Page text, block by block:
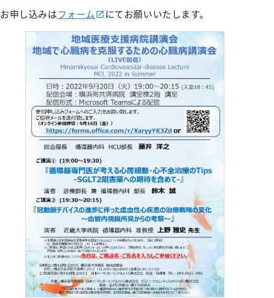
アクセス フロアマップ 初診WEB予約
お問い合わせ
総合案内
045-782-2101
サイトマップ
個人情報保護方針・診療記録など開示
セカンドオピニオン外来
お薬のご案内
相談窓口
個室のご案内
面会・お見舞いについて
お見舞いメール
医療設備紹介
がん診療について
医師検索
外来医師担当表
人間ドック
病院からのお願い
交通・アクセス
フロアマップ
ご意見箱（みなさまの声）
血液内科
脳神経内科
腎臓高血圧内科
内分泌代謝内科
膠原病リウマチ内科
精神科
小児科
緩和支持療法科
透析センター
心臓血管外科
外科・消化器外科
乳腺外科
臨床検査科
薬剤科
病理診断科
化学療法室
ME科
栄養科
臨床研究センター
看護部
健康管理センター
地域医療連携
相談窓口
チーム医療活動
緩和ケアチーム
栄養サポートチーム
感染制御チーム
褥瘡対策チーム
口腔ケア・摂食嚥下サポートチーム
退院支援チーム
認知症ケアチーム
心臓リハビリテーションチーム
排尿ケアチーム
外来医師担当表
理念・基本方針
病院指針
病院概要
施設紹介
医療設備紹介
病院指標
病院医療機能評価機構認定病院
院内ボランティア活動について
みなみ健康セミナー
市民公開講座
広報誌『ともに』
地域医療連携
医師検索
緩和ケア病棟について（医療関係者向け）
臨床研修のご案内
初期研修医向けの病院見学
各種データ
病院見学・お問い合わせフォーム
後期臨床研修プログラムのご案内
初期臨床研修プログラムのご案内
地域医療支援病院の講演会・研修会
連携登録医専用ページ（ログイン）
Doctorのミカタ『コラム』
採用情報
お申し込みはフォーム にてお願いいたします。